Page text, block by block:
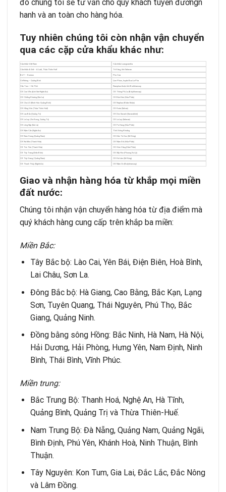
đó chúng tôi sẽ tư vấn cho quý khách tuyến đườngn
hanh và an toàn cho hàng hóa.
Tuy nhiên chúng tôi còn nhận vận chuyển
qua các cặp cửa khẩu khác như:
Cửa khẩu Việt Nam Cửa khẩu Luangnamtha
Cửa khẩu A Đớt – A Lưới, Thừa Thiên Huế Tà Vàng, tỉnh Salavan.
Bờ Y – Kontum Phu Cưa
Cà Roòng – Quảng Bình Lùm Phùm, huyện Bua La Pha
Cầu Treo – Hà Tĩnh Namphao thuộc tỉnh Borikhamxay
CK Cao Vều (Anh Sơn-Nghệ An) CK Thông Phị La (Bolykhamxay)
CK Chiềng Khương (Sơn La) CK Bản Đán (Hủa Phăn)
CK Cha LO (Minh Hóa -Quảng Bình) CK Naphao (Khăm Muộn)
CK Hồng Vân (Thừa Thiên Huế) CK Kutai (Salvan)
CK Lao Bảo (Quảng Trị) CK Den Savanh (Savanakhet)
CK La Lay ( Đa Krong, Quảng Trị) CK La Lay (Salavan)
CK Lóng Sập (Sơn La) CK Pa Hang (Hủa Phăn)
CK Nậm Cắn (Nghệ An) Tỉnh Xiêng Khoảng
CK Nam Giang (Quảng Nam) CK Đắc Tà Ooc (Sê Kông)
CK Na Mèo (Thanh Hóa) CK Nậm Xôi (Hủa Phăn)
CK Tén Tằn (Thanh Hóa) CK Xôm Văng (Hủa Phăn)
CK Tây Trang (Điện Biên) CK Sốp Hùn (Phoong Xa Lỳ)
CK Tây Giang ( Quảng Nam) CK Kà Lừm (Sê Kông)
CK Thanh Thủy (Nghệ An) CK Nặm On (Bolykhamxay)
Giao và nhận hàng hóa từ khắp mọi miền
đất nước:
Chúng tôi nhận vận chuyển hàng hóa từ địa điểm mà
quý khách hàng cung cấp trên khắp ba miền:
Miền Bắc:
Tây Bắc bộ: Lào Cai, Yên Bái, Điện Biên, Hoà Bình,
Lai Châu, Sơn La.
Đông Bắc bộ: Hà Giang, Cao Bằng, Bắc Kạn, Lạng
Sơn, Tuyên Quang, Thái Nguyên, Phú Thọ, Bắc
Giang, Quảng Ninh.
Đồng bằng sông Hồng: Bắc Ninh, Hà Nam, Hà Nội,
Hải Dương, Hải Phòng, Hưng Yên, Nam Định, Ninh
Bình, Thái Bình, Vĩnh Phúc.
Miền trung:
Bắc Trung Bộ: Thanh Hoá, Nghệ An, Hà Tĩnh,
Quảng Bình, Quảng Trị và Thừa Thiên-Huế.
Nam Trung Bộ: Đà Nẵng, Quảng Nam, Quảng Ngãi,
Bình Định, Phú Yên, Khánh Hoà, Ninh Thuận, Bình
Thuận.
Tây Nguyên: Kon Tum, Gia Lai, Đắc Lắc, Đắc Nông
và Lâm Đồng.